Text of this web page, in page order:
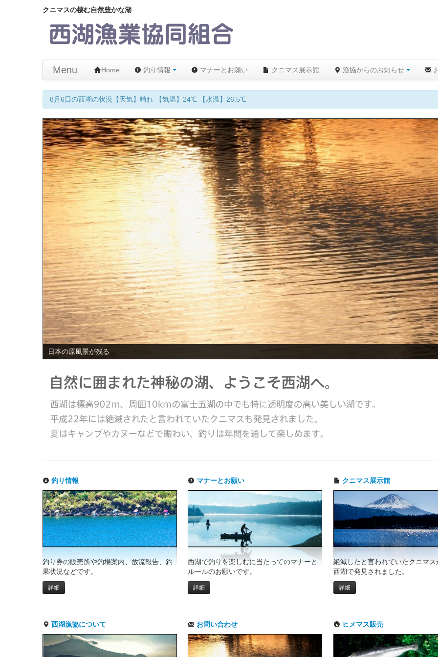
クニマスの棲む自然豊かな湖
Menu Home 釣り情報 マナーとお願い クニマス展示館 漁協からのお知らせ
8月6日の西湖の状況【天気】晴れ 【気温】24℃ 【水温】26.5℃
日本の原風景が残る
釣り情報
釣り券の販売所や釣場案内、放流報告、釣
果状況などです。
詳細
マナーとお願い
西湖で釣りを楽しむに当たってのマナーと
ルールのお願いです。
詳細
クニマス展示館
絶滅したと言われていたクニマ
西湖で発見されました。
詳細
西湖漁協について お問い合わせ ヒメマス販売